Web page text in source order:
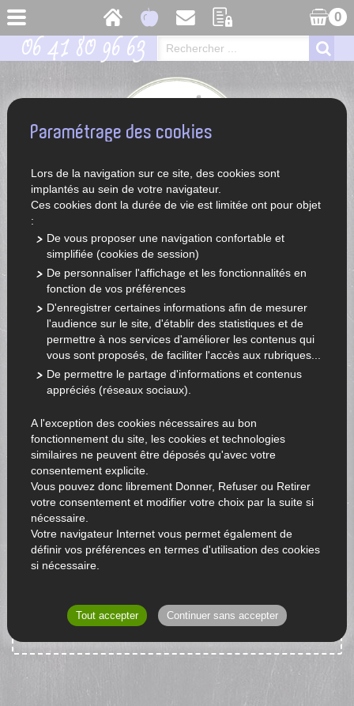
0
06 41 80 96 63
ACCUEIL LÉGUMES ET FRUITS DE SAISON
FRUITS
AUTRES FRUITS
CHOISIR UNE CATÉGORIE
Fruits : Autres fruits
RETOUR À L'ACCUEIL
Paramétrage des cookies
Lors de la navigation sur ce site, des cookies sont
implantés au sein de votre navigateur.
Ces cookies dont la durée de vie est limitée ont pour objet
:
De vous proposer une navigation confortable et
simplifiée (cookies de session)
De personnaliser l'affichage et les fonctionnalités en
fonction de vos préférences
D'enregistrer certaines informations afin de mesurer
l'audience sur le site, d'établir des statistiques et de
permettre à nos services d'améliorer les contenus qui
vous sont proposés, de faciliter l'accès aux rubriques...
De permettre le partage d'informations et contenus
appréciés (réseaux sociaux).
A l'exception des cookies nécessaires au bon
fonctionnement du site, les cookies et technologies
similaires ne peuvent être déposés qu'avec votre
consentement explicite.
Vous pouvez donc librement Donner, Refuser ou Retirer
votre consentement et modifier votre choix par la suite si
nécessaire.
Votre navigateur Internet vous permet également de
définir vos préférences en termes d'utilisation des cookies
si nécessaire.
Tout accepter Continuer sans accepter